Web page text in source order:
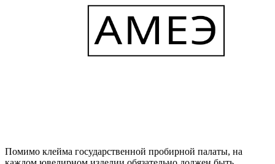
Помимо клейма государственной пробирной палаты, на